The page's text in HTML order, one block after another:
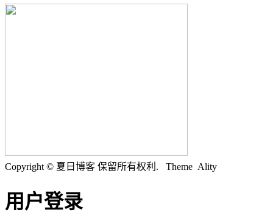
Copyright © 夏日博客 保留所有权利. Theme Ality
用户登录